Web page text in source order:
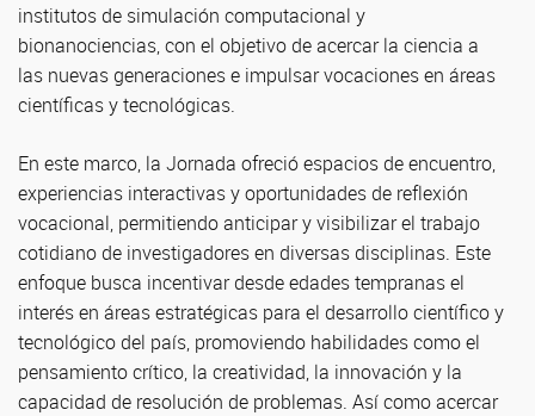
institutos de simulación computacional y
bionanociencias, con el objetivo de acercar la ciencia a
las nuevas generaciones e impulsar vocaciones en áreas
científicas y tecnológicas.
En este marco, la Jornada ofreció espacios de encuentro,
experiencias interactivas y oportunidades de reflexión
vocacional, permitiendo anticipar y visibilizar el trabajo
cotidiano de investigadores en diversas disciplinas. Este
enfoque busca incentivar desde edades tempranas el
interés en áreas estratégicas para el desarrollo científico y
tecnológico del país, promoviendo habilidades como el
pensamiento crítico, la creatividad, la innovación y la
capacidad de resolución de problemas. Así como acercar